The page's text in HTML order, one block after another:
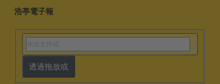
浩亭電子報
透過拖放或